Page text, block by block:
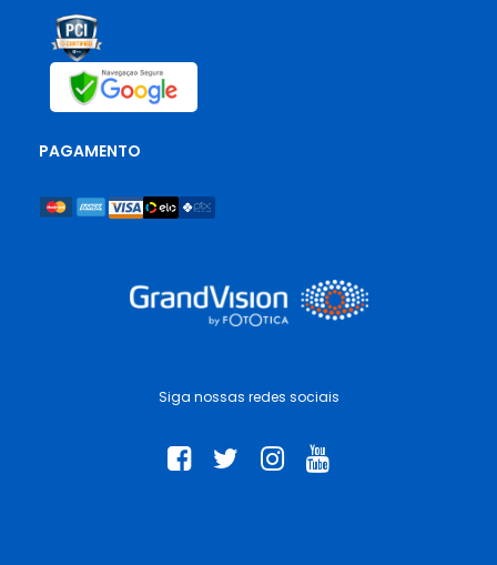
Siga nossas redes sociais
PAGAMENTO